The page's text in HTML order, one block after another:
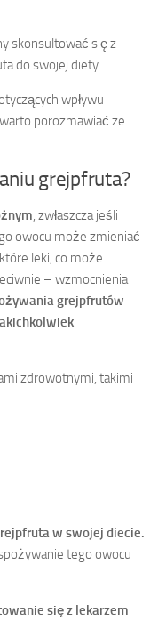
skonsultować się z
do swojej diety.
wpływu
porozmawiać ze
grejpfruta?
, zwłaszcza jeśli
owocu może zmieniać
leki, co może
– wzmocnienia
grejpfrutów
zdrowotnymi, takimi
w swojej diecie.
tego owocu
się z lekarzem